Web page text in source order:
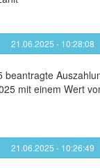
21.06.2025 - 10:28:08
beantragte
mit einem Wert
21.06.2025 - 10:26:49